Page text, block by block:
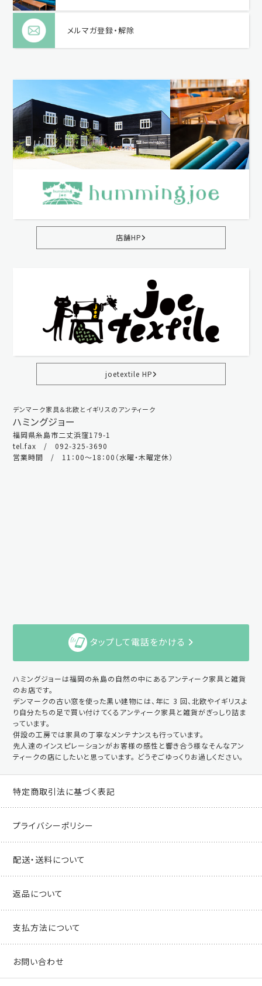
メルマガ登録・解除
店舗HP
joetextile HP
デンマーク家具＆北欧とイギリスのアンティーク
ハミングジョー
福岡県糸島市二丈浜窪179-1
tel.fax / 092-325-3690
営業時間 / 11：00～18：00（水曜・木曜定休）
タップして電話をかける
ハミングジョーは福岡の糸島の自然の中にあるアンティーク家具と雑貨
のお店です。
デンマークの古い窓を使った黒い建物には、年に 3 回、北欧やイギリスよ
り自分たちの足で買い付けてくるアンティーク家具と雑貨がぎっしり詰ま
っています。
併設の工房では家具の丁寧なメンテナンスも行っています。
先人達のインスピレーションがお客様の感性と響き合う様なそんなアン
ティークの店にしたいと思っています。 どうぞごゆっくりお過しください。
特定商取引法に基づく表記
プライバシーポリシー
配送・送料について
返品について
支払方法について
お問い合わせ